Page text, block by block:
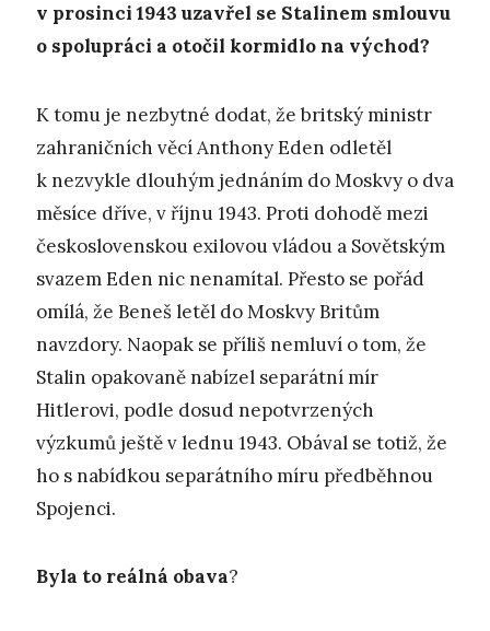
v prosinci 1943 uzavřel se Stalinem smlouvu
o spolupráci a otočil kormidlo na východ?
K tomu je nezbytné dodat, že britský ministr
zahraničních věcí Anthony Eden odletěl
k nezvykle dlouhým jednáním do Moskvy o dva
měsíce dříve, v říjnu 1943. Proti dohodě mezi
československou exilovou vládou a Sovětským
svazem Eden nic nenamítal. Přesto se pořád
omílá, že Beneš letěl do Moskvy Britům
navzdory. Naopak se příliš nemluví o tom, že
Stalin opakovaně nabízel separátní mír
Hitlerovi, podle dosud nepotvrzených
výzkumů ještě v lednu 1943. Obával se totiž, že
ho s nabídkou separátního míru předběhnou
Spojenci.
Byla to reálná obava?